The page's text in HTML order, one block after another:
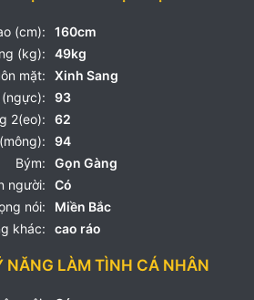
(cm):
160cm
(kg):
49kg
mặt:
Xinh Sang
93
2(eo):
62
94
Bým:
Gọn Gàng
người:
Có
nói:
Miền Bắc
khác:
cao ráo
NĂNG LÀM TÌNH CÁ NHÂN